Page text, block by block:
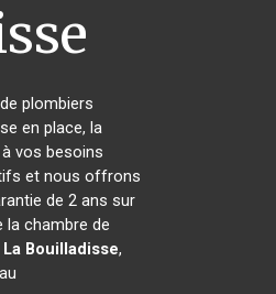
plombiers
en place, la
vos besoins
et nous offrons
de 2 ans sur
chambre de
La Bouilladisse,